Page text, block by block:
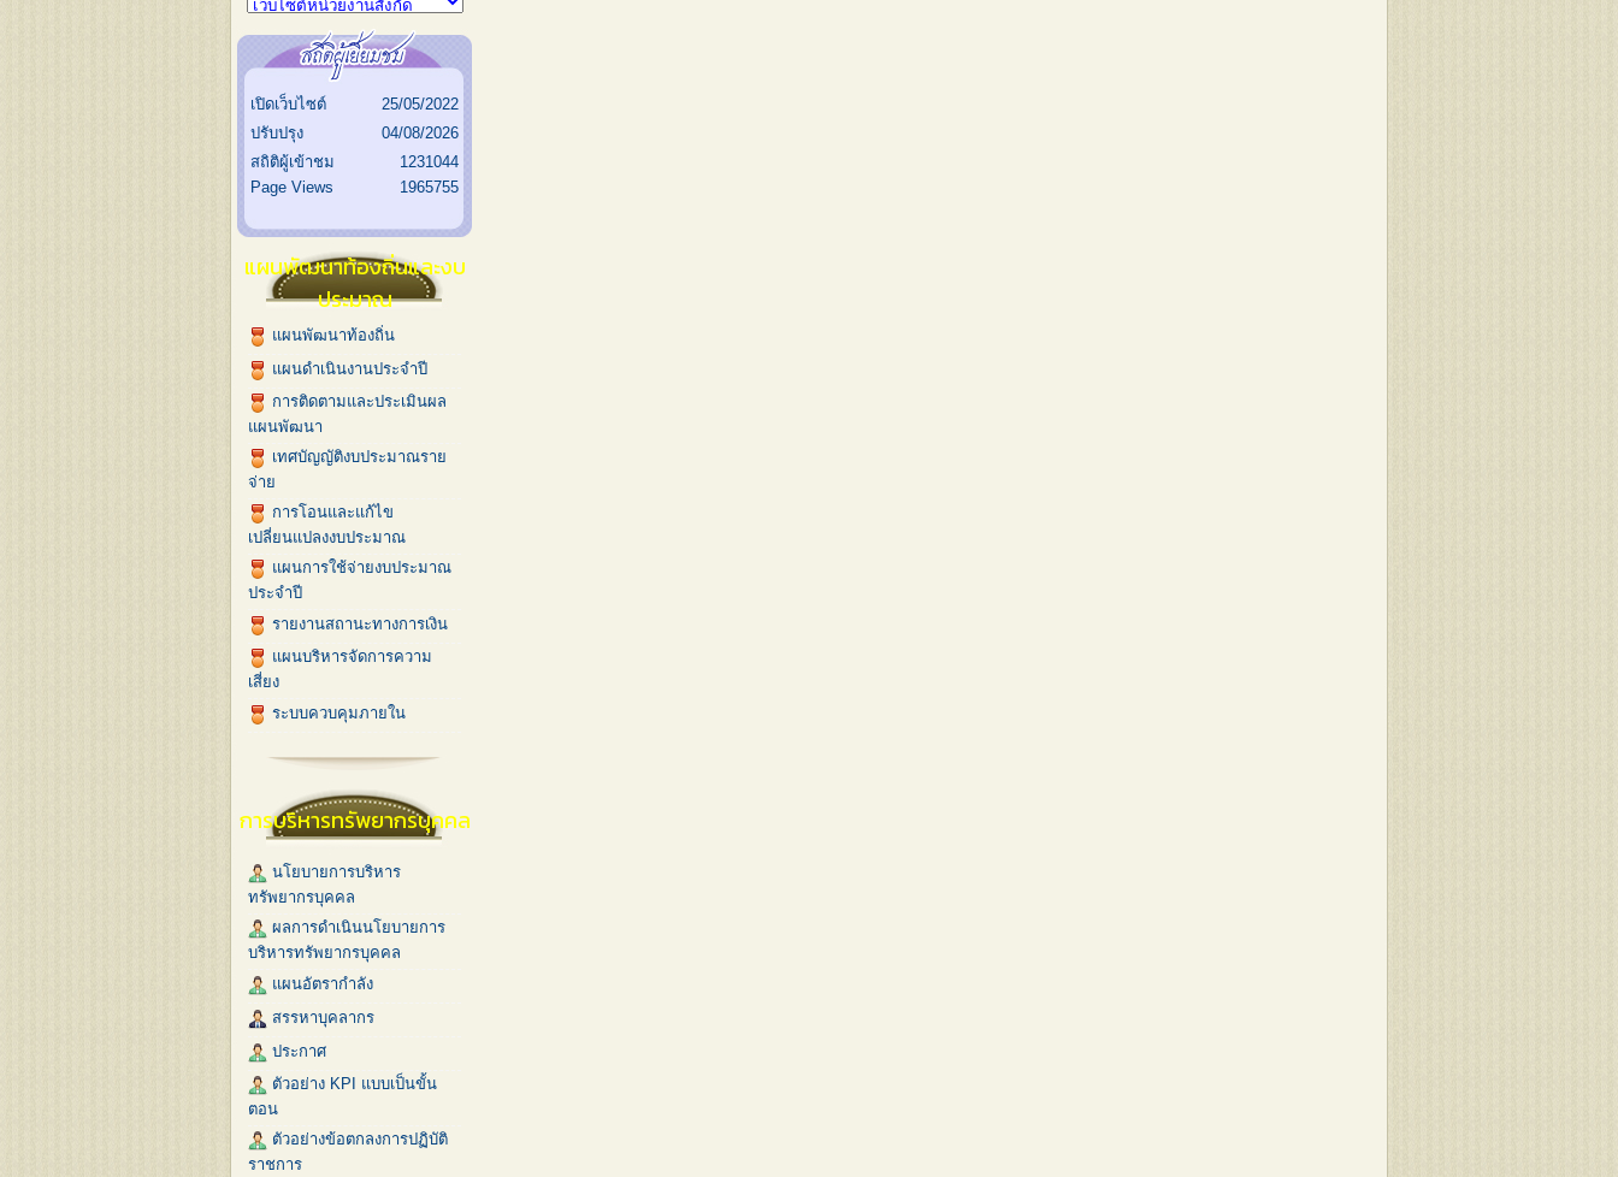
เปิดเว็บไซต์
25/05/2022
ปรับปรุง
04/08/2026
สถิติผู้เข้าชม
1231044
Page Views
1965755
แผนพัฒนาท้องถิ่นและงบ
ประมาณ
แผนพัฒนาท้องถิ่น
แผนดำเนินงานประจำปี
การติดตามและประเมินผล
แผนพัฒนา
เทศบัญญัติงบประมาณราย
จ่าย
การโอนและแก้ไข
เปลี่ยนแปลงงบประมาณ
แผนการใช้จ่ายงบประมาณ
ประจำปี
รายงานสถานะทางการเงิน
แผนบริหารจัดการความ
เสี่ยง
ระบบควบคุมภายใน
การบริหารทรัพยากรบุคคล
นโยบายการบริหาร
ทรัพยากรบุคคล
ผลการดำเนินนโยบายการ
บริหารทรัพยากรบุคคล
แผนอัตรากำลัง
สรรหาบุคลากร
ประกาศ
ตัวอย่าง KPI แบบเป็นขั้น
ตอน
ตัวอย่างข้อตกลงการปฏิบัติ
ราชการ